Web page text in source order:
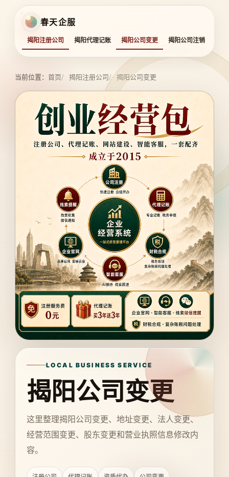
春天企服
揭阳注册公司 揭阳代理记账 揭阳公司变更 揭阳公司注销
当前位置： 首页 揭阳注册公司 揭阳公司变更
LOCAL BUSINESS SERVICE
揭阳公司变更
这里整理揭阳公司变更、地址变更、法人变更、
经营范围变更、股东变更和营业执照信息修改内
容。